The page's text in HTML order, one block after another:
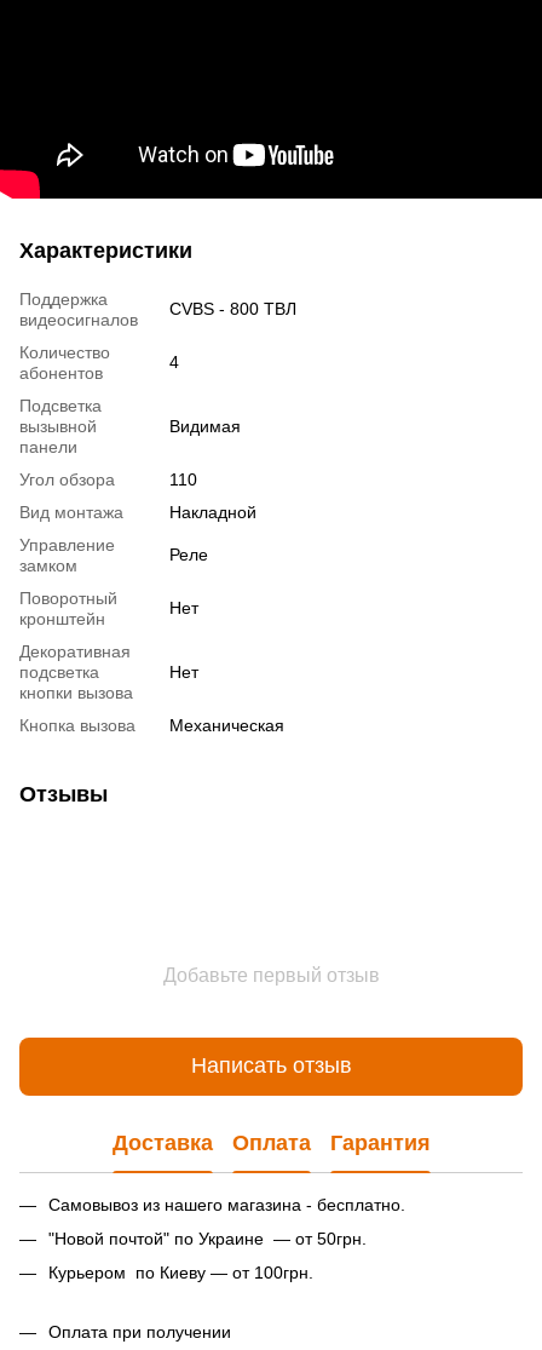
Характеристики
Поддержка
видеосигналов
CVBS - 800 ТВЛ
Количество
абонентов
4
Подсветка
вызывной
панели
Видимая
Угол обзора
110
Вид монтажа
Накладной
Управление
замком
Реле
Поворотный
кронштейн
Нет
Декоративная
подсветка
кнопки вызова
Нет
Кнопка вызова Механическая
Отзывы
Добавьте первый отзыв
Написать отзыв
Доставка Оплата Гарантия
Самовывоз из нашего магазина - бесплатно.
"Новой почтой" по Украине — от 50грн.
Курьером по Киеву — от 100грн.
Оплата при получении